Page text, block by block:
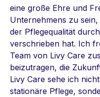
eine große Ehre und
Unternehmens zu
der Pflegequalität
verschrieben hat. Ich
Team von Livy Care
beizutragen, die
Livy Care sehe ich
stationäre Pflege,